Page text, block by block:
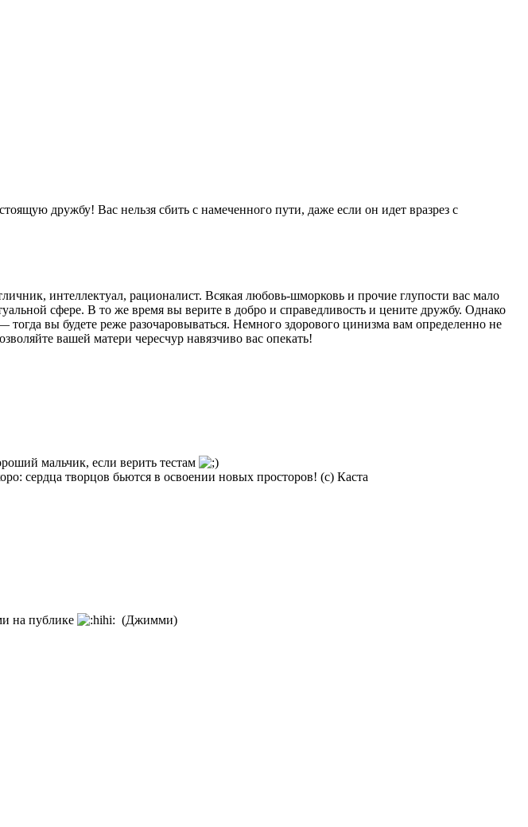
дружбу! Вас нельзя сбить с намеченного пути, даже если он идет вразрез с
интеллектуал, рационалист. Всякая любовь-шморковь и прочие глупости вас мало
сфере. В то же время вы верите в добро и справедливость и цените дружбу. Однако
вы будете реже разочаровываться. Немного здорового цинизма вам определенно не
вашей матери чересчур навязчиво вас опекать!
мальчик, если верить тестам
сердца творцов бьются в освоении новых просторов! (с) Каста
на публике
(Джимми)